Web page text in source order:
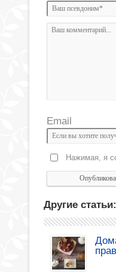
Email
Нажимая, я
Другие статьи: